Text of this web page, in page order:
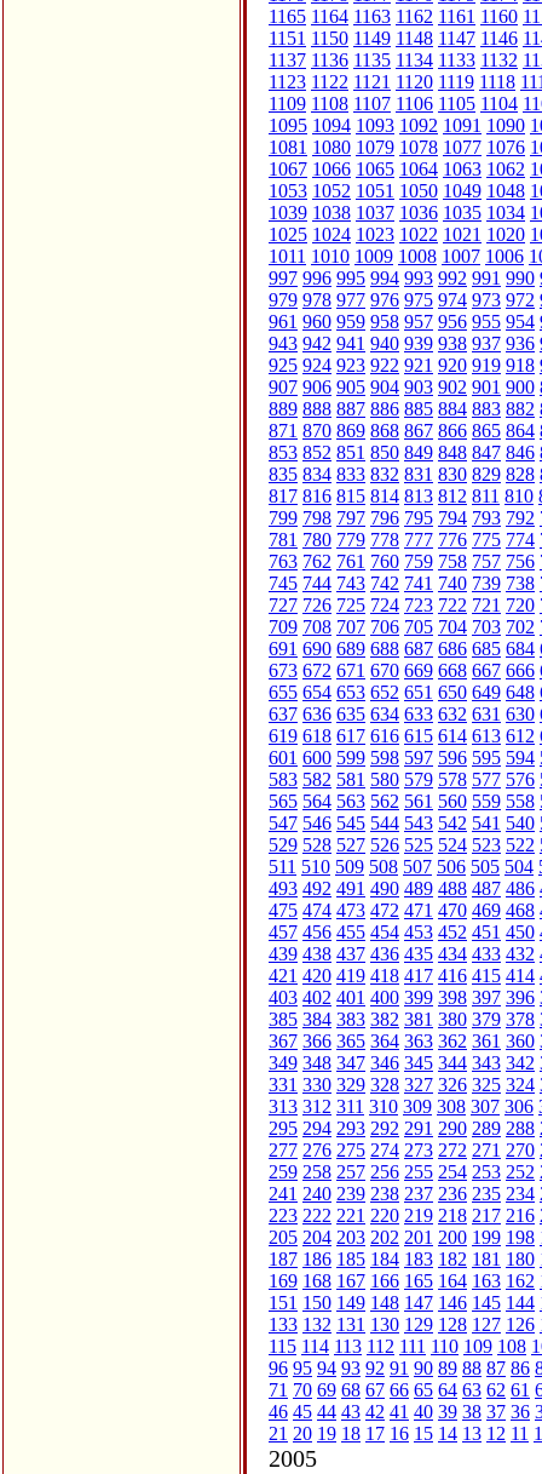
1165 1164 1163 1162 1161 1160
1151 1150 1149 1148 1147 1146
1137 1136 1135 1134 1133 1132
1123 1122 1121 1120 1119 1118
1109 1108 1107 1106 1105 1104
1095 1094 1093 1092 1091 1090
1081 1080 1079 1078 1077 1076
1067 1066 1065 1064 1063 1062
1053 1052 1051 1050 1049 1048
1039 1038 1037 1036 1035 1034
1025 1024 1023 1022 1021 1020
1011 1010 1009 1008 1007 1006
997 996 995 994 993 992 991 990
979 978 977 976 975 974 973 972
961 960 959 958 957 956 955 954
943 942 941 940 939 938 937 936
925 924 923 922 921 920 919 918
907 906 905 904 903 902 901 900
889 888 887 886 885 884 883 882
871 870 869 868 867 866 865 864
853 852 851 850 849 848 847 846
835 834 833 832 831 830 829 828
817 816 815 814 813 812 811 810
799 798 797 796 795 794 793 792
781 780 779 778 777 776 775 774
763 762 761 760 759 758 757 756
745 744 743 742 741 740 739 738
727 726 725 724 723 722 721 720
709 708 707 706 705 704 703 702
691 690 689 688 687 686 685 684
673 672 671 670 669 668 667 666
655 654 653 652 651 650 649 648
637 636 635 634 633 632 631 630
619 618 617 616 615 614 613 612
601 600 599 598 597 596 595 594
583 582 581 580 579 578 577 576
565 564 563 562 561 560 559 558
547 546 545 544 543 542 541 540
529 528 527 526 525 524 523 522
511 510 509 508 507 506 505 504
493 492 491 490 489 488 487 486
475 474 473 472 471 470 469 468
457 456 455 454 453 452 451 450
439 438 437 436 435 434 433 432
421 420 419 418 417 416 415 414
403 402 401 400 399 398 397 396
385 384 383 382 381 380 379 378
367 366 365 364 363 362 361 360
349 348 347 346 345 344 343 342
331 330 329 328 327 326 325 324
313 312 311 310 309 308 307 306
295 294 293 292 291 290 289 288
277 276 275 274 273 272 271 270
259 258 257 256 255 254 253 252
241 240 239 238 237 236 235 234
223 222 221 220 219 218 217 216
205 204 203 202 201 200 199 198
187 186 185 184 183 182 181 180
169 168 167 166 165 164 163 162
151 150 149 148 147 146 145 144
133 132 131 130 129 128 127 126
115 114 113 112 111 110 109 108
96 95 94 93 92 91 90 89 88 87 86
71 70 69 68 67 66 65 64 63 62 61
46 45 44 43 42 41 40 39 38 37 36
21 20 19 18 17 16 15 14 13 12 11
2005